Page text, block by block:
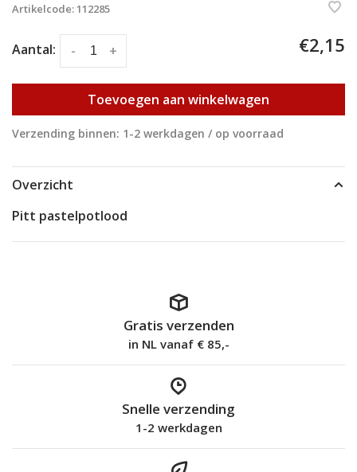
Artikelcode:112285
Aantal: +
- €2,15
Toevoegen aan winkelwagen
Verzending binnen: 1-2 werkdagen / op voorraad
Overzicht
Pitt pastelpotlood
Gratis verzenden
in NL vanaf € 85,-
Snelle verzending
1-2 werkdagen